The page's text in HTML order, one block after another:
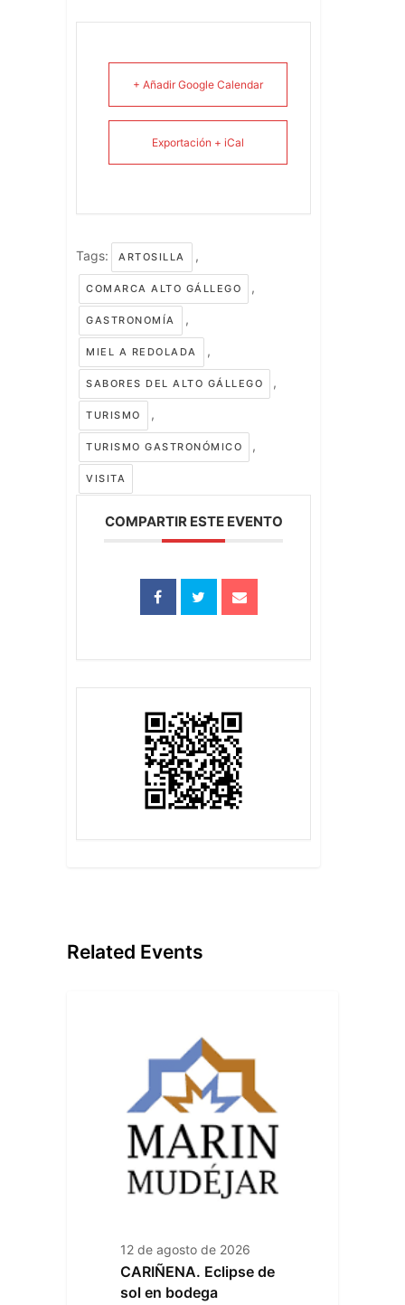
+ Añadir Google Calendar
Exportación + iCal
Tags: ARTOSILLA ,
COMARCA ALTO GÁLLEGO ,
GASTRONOMÍA ,
MIEL A REDOLADA ,
SABORES DEL ALTO GÁLLEGO ,
TURISMO ,
TURISMO GASTRONÓMICO ,
VISITA
COMPARTIR ESTE EVENTO
Related Events
12 de agosto de 2026
CARIÑENA. Eclipse de
sol en bodega